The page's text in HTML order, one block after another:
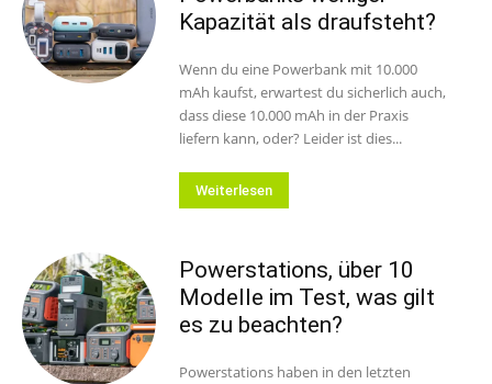
Kapazität als draufsteht?
Wenn du eine Powerbank mit 10.000
mAh kaufst, erwartest du sicherlich auch,
dass diese 10.000 mAh in der Praxis
liefern kann, oder? Leider ist dies...
Weiterlesen
Powerstations, über 10
Modelle im Test, was gilt
es zu beachten?
Powerstations haben in den letzten